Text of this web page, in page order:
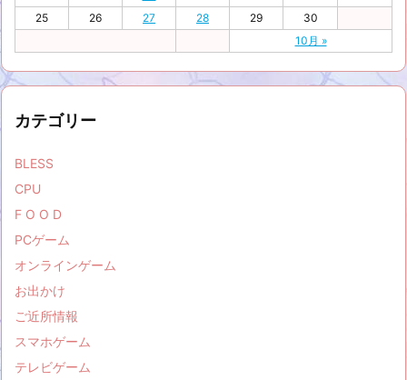
10月 »
25
26 27 28 29 30
カテゴリー
BLESS
CPU
F O O D
PCゲーム
オンラインゲーム
お出かけ
ご近所情報
スマホゲーム
テレビゲーム